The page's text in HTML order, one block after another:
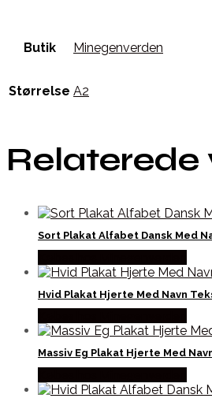
Butik Minegenverden
Størrelse A2
Relaterede
Sort Plakat Alfabet Dansk Med
Hvid Plakat Hjerte Med Navn
Massiv Eg Plakat Hjerte Med